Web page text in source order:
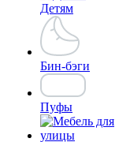
Детям
Бин-бэги
Пуфы